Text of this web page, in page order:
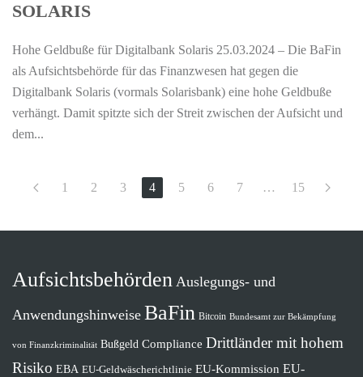
OLARIS
Hohe Geldbuße für Digitalbank Solaris 25.03.2024 – Die BaFin
als Aufsichtsbehörde für das Finanzwesen hat gegen die
Digitalbank Solaris (vormals Solarisbank) eine hohe Geldbuße
verhängt. Damit spitzte sich der Streit zwischen der Aufsicht und
dem...
1 2 3 4 5 6 7 … 15
Aufsichtsbehörden Auslegungs- und
Anwendungshinweise BaFin Bitcoin Bundesamt zur Bekämpfung
von Finanzkriminalität Bußgeld Compliance Drittländer mit hohem
Risiko EBA EU-Geldwäscherichtlinie EU-Kommission EU-